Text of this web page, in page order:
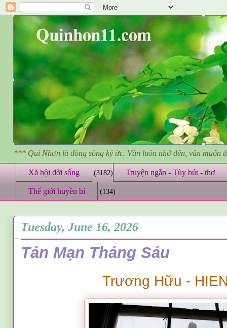
*** Qui Nhơn là dòng sông ký ức. Vẫn luôn nhớ đến, vẫn muốn
Xã hội đời sống (3182) Truyện ngắn - Tùy bút - thơ
Thế giới huyền bí (134)
Tuesday, June 16, 2026
Tản Mạn Tháng Sáu
Trương Hữu -